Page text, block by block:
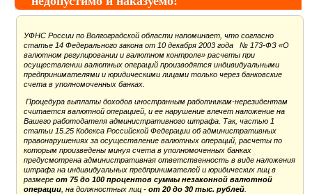
УФНС России по Волгоградской области напоминает, что согласно
статье 14 Федерального закона от 10 декабря 2003 года № 173-ФЗ «О
валютном регулировании и валютном контроле» расчеты при
осуществлении валютных операций производятся индивидуальными
предпринимателями и юридическими лицами только через банковские
счета в уполномоченных банках.
Процедура выплаты доходов иностранным работникам-нерезидентам
считается валютной операцией, и ее нарушение влечет наложение на
Вашего работодателя административного штрафа. Так, частью 1
статьи 15.25 Кодекса Российской Федерации об административных
правонарушениях за осуществление валютных операций, расчеты по
которым произведены минуя счета в уполномоченных банках
предусмотрена административная ответственность в виде наложения
штрафа на индивидуальных предпринимателей и юридических лиц в
размере от 75 до 100 процентов суммы незаконной валютной
операции , на должностных лиц - от 20 до 30 тыс. рублей